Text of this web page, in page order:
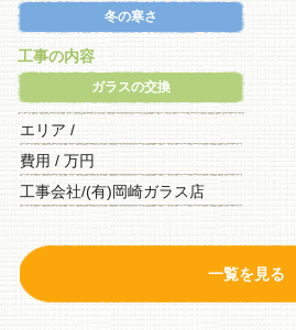
冬の寒さ
工事の内容
ガラスの交換
エリア /
費用 / 万円
工事会社/(有)岡崎ガラス店
一覧を見る